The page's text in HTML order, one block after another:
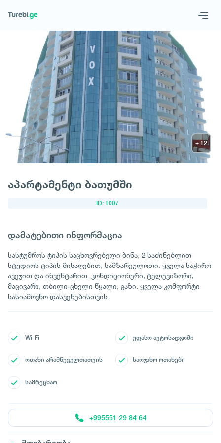
Geo
მოითხოვე სასტუმრო
აპარტამენტი ბათუმში
ID: 1007
დამატებითი ინფორმაცია
სასტუმროს ტიპის საცხოვრებელი ბინა, 2 საძინებლით
სტუდიოს ტიპის მისაღებით, სამზარეულოთი. ყველა საჭირო
ავეჯით და ინვენტარით. კონდიციონერი, ტელევიზორი,
მაცივარი, თბილი-ცხელი წყალი, გაზი. ყველა კომფორტი
სასიამოვნო დასვენებისთვის.
Wi-Fi უფასო ავტოსადგომი
ოთახი არამწეველთათვის საოჯახო ოთახები
სამრეცხაო
+995551 29 84 64